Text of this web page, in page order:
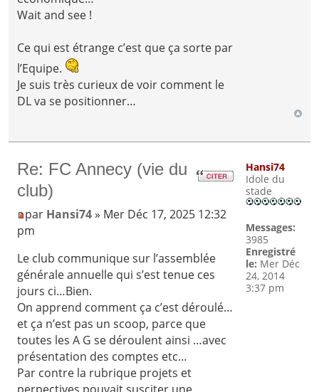
Wait and see !
Ce qui est étrange c’est que ça sorte par
l’Equipe.
Je suis très curieux de voir comment le
DL va se positionner…
Re: FC Annecy (vie du
club)
par Hansi74» Mer Déc 17, 2025 12:32
pm
Le club communique sur l’assemblée
générale annuelle qui s’est tenue ces
jours ci…Bien.
On apprend comment ça c’est déroulé…
et ça n’est pas un scoop, parce que
toutes les A G se déroulent ainsi …avec
présentation des comptes etc…
Par contre la rubrique projets et
Hansi74
Idole du
stade
Messages:
3985
Enregistré
le: Mer Déc
24, 2014
3:37 pm